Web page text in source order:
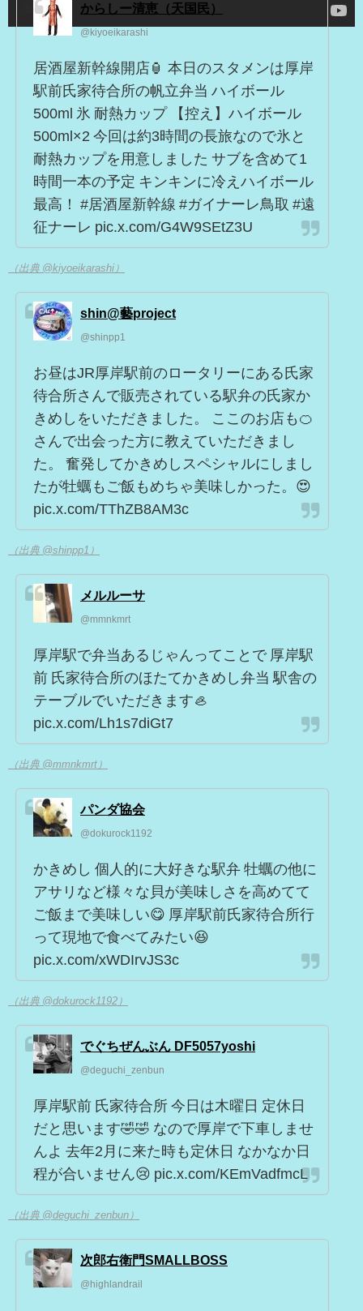
からしー清恵（天国民）
@kiyoeikarashi
居酒屋新幹線開店🏮 本日のスタメンは厚岸
駅前氏家待合所の帆立弁当 ハイボール
500ml 氷 耐熱カップ 【控え】ハイボール
500ml×2 今回は約3時間の長旅なので氷と
耐熱カップを用意しました サブを含めて1
時間一本の予定 キンキンに冷えハイボール
最高！ #居酒屋新幹線 #ガイナーレ鳥取 #遠
征ナーレ pic.x.com/G4W9SEtZ3U
（出典 @kiyoeikarashi）
shin@藝project
@shinpp1
お昼はJR厚岸駅前のロータリーにある氏家
待合所さんで販売されている駅弁の氏家か
きめしをいただきました。 ここのお店も🍊
さんで出会った方に教えていただきまし
た。 奮発してかきめしスペシャルにしまし
たが牡蠣もご飯もめちゃ美味しかった。😍
pic.x.com/TThZB8AM3c
（出典 @shinpp1）
メルルーサ
@mmnkmrt
厚岸駅で弁当あるじゃんってことで 厚岸駅
前 氏家待合所のほたてかきめし弁当 駅舎の
テーブルでいただきます🦪
pic.x.com/Lh1s7diGt7
（出典 @mmnkmrt）
パンダ協会
@dokurock1192
かきめし 個人的に大好きな駅弁 牡蠣の他に
アサリなど様々な貝が美味しさを高めてて
ご飯まで美味しい😋 厚岸駅前氏家待合所行
って現地で食べてみたい😆
pic.x.com/xWDIrvJS3c
（出典 @dokurock1192）
でぐちぜんぶん DF5057yoshi
@deguchi_zenbun
厚岸駅前 氏家待合所 今日は木曜日 定休日
だと思います🤣🤣 なので厚岸で下車しませ
んよ 去年2月に来た時も定休日 なかなか日
程が合いません😢 pic.x.com/KEmVadfmcL
（出典 @deguchi_zenbun）
次郎右衛門SMALLBOSS
@highlandrail